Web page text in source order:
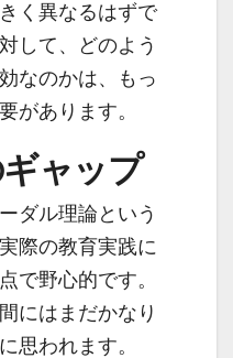
く異なるはずで
して、どのよう
なのかは、もっ
があります。
ャップ
ダル理論という
際の教育実践に
で野心的です。
にはまだかなり
思われます。